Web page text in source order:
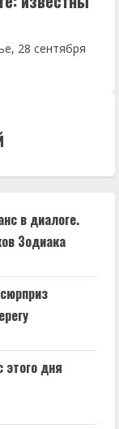
28 сентября
в диалоге.
Зодиака
дня